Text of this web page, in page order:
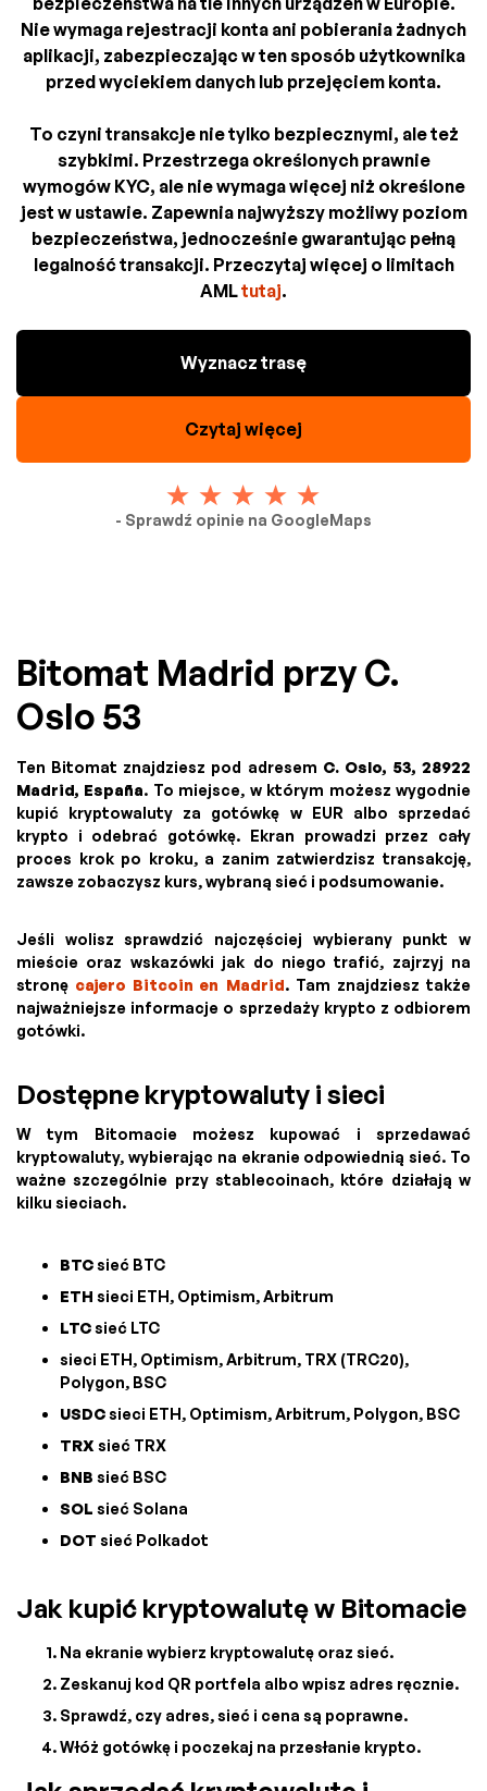
Nie wymaga rejestracji konta ani pobierania żadnych
aplikacji, zabezpieczając w ten sposób użytkownika
przed wyciekiem danych lub przejęciem konta.
To czyni transakcje nie tylko bezpiecznymi, ale też
szybkimi. Przestrzega określonych prawnie
wymogów KYC, ale nie wymaga więcej niż określone
jest w ustawie. Zapewnia najwyższy możliwy poziom
bezpieczeństwa, jednocześnie gwarantując pełną
legalność transakcji. Przeczytaj więcej o limitach
AMLtutaj.
Wyznacz trasę
Czytaj więcej
- Sprawdź opinie na GoogleMaps
Bitomat Madrid przy C.
Oslo 53
Ten Bitomat znajdziesz pod adresem C. Oslo, 53, 28922
Madrid, España. To miejsce, w którym możesz wygodnie
kupić kryptowaluty za gotówkę w EUR albo sprzedać
krypto i odebrać gotówkę. Ekran prowadzi przez cały
proces krok po kroku, a zanim zatwierdzisz transakcję,
zawsze zobaczysz kurs, wybraną sieć i podsumowanie.
Jeśli wolisz sprawdzić najczęściej wybierany punkt w
mieście oraz wskazówki jak do niego trafić, zajrzyj na
stronę cajero Bitcoin en Madrid. Tam znajdziesz także
najważniejsze informacje o sprzedaży krypto z odbiorem
gotówki.
Dostępne kryptowaluty i sieci
W tym Bitomacie możesz kupować i sprzedawać
kryptowaluty, wybierając na ekranie odpowiednią sieć. To
ważne szczególnie przy stablecoinach, które działają w
kilku sieciach.
BTCsieć BTC
ETH sieci ETH, Optimism, Arbitrum
LTCsieć LTC
sieci ETH, Optimism, Arbitrum, TRX (TRC20),
Polygon, BSC
USDCsieci ETH, Optimism, Arbitrum, Polygon, BSC
TRX sieć TRX
BNB sieć BSC
SOL sieć Solana
DOT sieć Polkadot
Jak kupić kryptowalutę w Bitomacie
Na ekranie wybierz kryptowalutę oraz sieć.
Zeskanuj kod QR portfela albo wpisz adres ręcznie.
Sprawdź, czy adres, sieć i cena są poprawne.
Włóż gotówkę i poczekaj na przesłanie krypto.